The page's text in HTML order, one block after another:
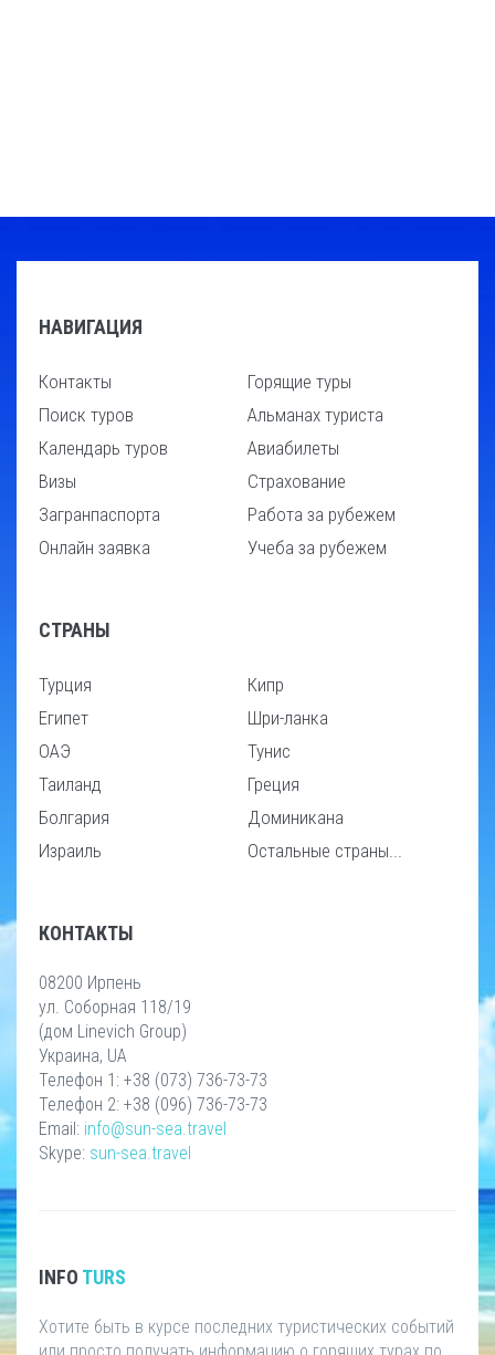
НАВИГАЦИЯ
Контакты
Поиск туров
Календарь туров
Визы
Загранпаспорта
Онлайн заявка
Горящие туры
Альманах туриста
Авиабилеты
Страхование
Работа за рубежем
Учеба за рубежем
СТРАНЫ
Турция
Египет
ОАЭ
Таиланд
Болгария
Израиль
Кипр
Шри-ланка
Тунис
Греция
Доминикана
Остальные страны...
КОНТАКТЫ
08200 Ирпень
ул. Соборная 118/19
(дом Linevich Group)
Украина, UA
Телефон 1: +38 (073) 736-73-73
Телефон 2: +38 (096) 736-73-73
Email: info@sun-sea.travel
Skype: sun-sea.travel
INFO TURS
Хотите быть в курсе последних туристических событий